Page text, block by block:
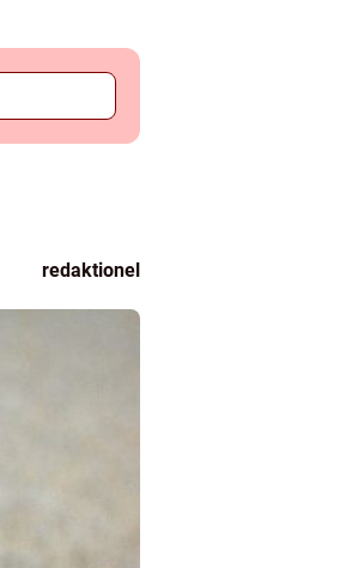
redaktionel